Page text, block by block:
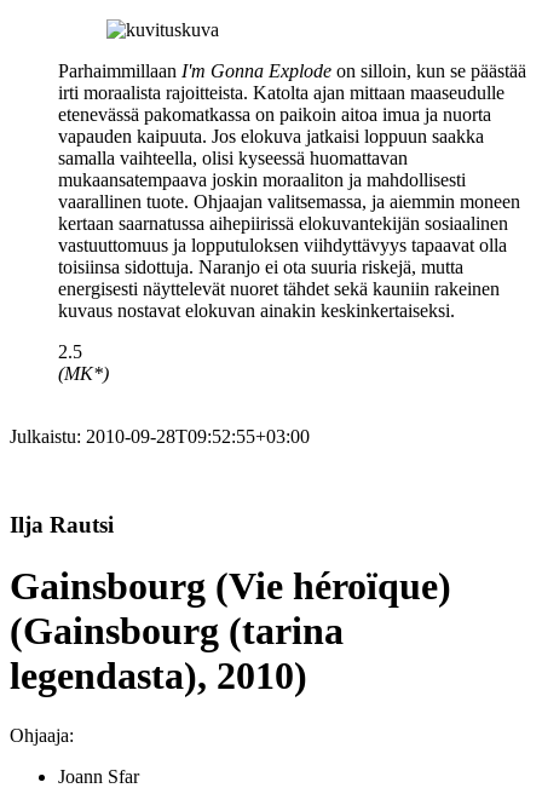
Parhaimmillaan I'm Gonna Explode on silloin, kun se päästää
irti moraalista rajoitteista. Katolta ajan mittaan maaseudulle
etenevässä pakomatkassa on paikoin aitoa imua ja nuorta
vapauden kaipuuta. Jos elokuva jatkaisi loppuun saakka
samalla vaihteella, olisi kyseessä huomattavan
mukaansatempaava joskin moraaliton ja mahdollisesti
vaarallinen tuote. Ohjaajan valitsemassa, ja aiemmin moneen
kertaan saarnatussa aihepiirissä elokuvantekijän sosiaalinen
vastuuttomuus ja lopputuloksen viihdyttävyys tapaavat olla
toisiinsa sidottuja. Naranjo ei ota suuria riskejä, mutta
energisesti näyttelevät nuoret tähdet sekä kauniin rakeinen
kuvaus nostavat elokuvan ainakin keskinkertaiseksi.
2.5
(MK*)
Julkaistu: 2010-09-28T09:52:55+03:00
Ilja Rautsi
Gainsbourg (Vie héroïque)
(Gainsbourg (tarina
legendasta), 2010)
Ohjaaja:
Joann Sfar